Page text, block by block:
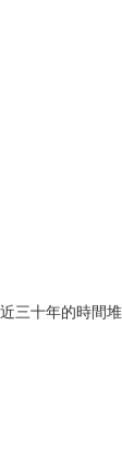
十年的時間